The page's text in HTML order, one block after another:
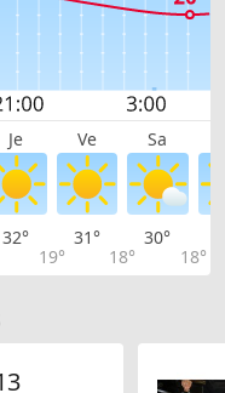
Je Ve Sa
32°
19°
31°
18°
30°
18°